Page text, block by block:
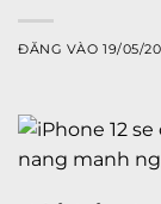
ĐĂNG VÀO19/05/